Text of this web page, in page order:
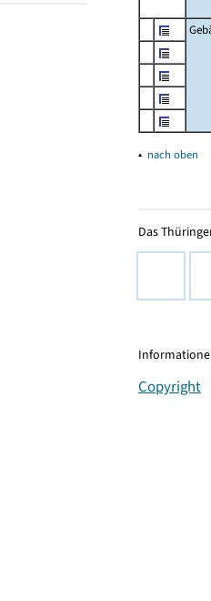
▴ nach oben
Das
Copyright